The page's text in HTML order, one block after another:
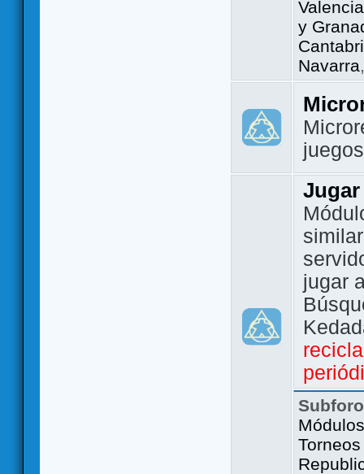
Valencia
y
Navarra
Jugar
jugar